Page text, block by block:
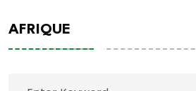
AFRIQUE